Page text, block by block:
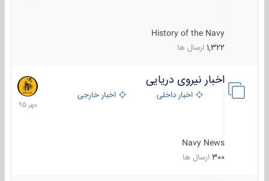
History of the Navy
1,322 ارسال ها
اخبار نیروی دریایی
اخبار داخلی اخبار خارجی
Navy News
300 ارسال ها
27
مهر
1395